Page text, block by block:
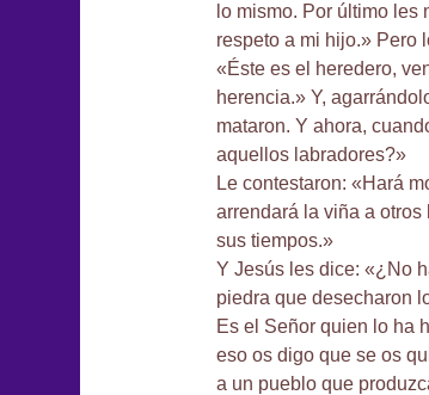
lo mismo. Por último les
respeto a mi hijo.» Pero
«Éste es el heredero,
herencia.» Y,
mataron. Y ahora,
aquellos labradores?»
Le contestaron: «Hará
arrendará la viña a
sus tiempos.»
Y Jesús les dice: «¿No
piedra que desecharon
Es el Señor quien lo ha
eso os digo que se os
a un pueblo que